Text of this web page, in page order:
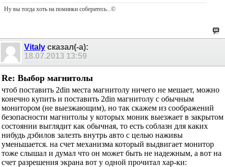
Ну вы тогда хоть на поминки соберитесь ...©
Vitaly сказал(-а):
18.07.2013 13:59
Re: Выбор магнитолы
чтоб поставить 2din места магнитолу ничего не мешает, можно
конечно купить и поставить 2din магнитолу с обычным
монитором (не выезжающим), но так скажем из соображений
безопасности магнитолы у которых моник выезжает в закрытом
состоянии выглядит как обычная, то есть соблазн для каких
нибудь дэбилов залезть внутрь авто с целью наживы
уменьшается. на счет механизма который выдвигает монитор
тоже слышал и думал что он может быть не надежным, а вот на
счет разрешения экрана вот у одной прочитал хар-ки: